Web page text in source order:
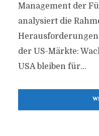
Management der
analysiert die
der US-Märkte:
USA bleiben für...